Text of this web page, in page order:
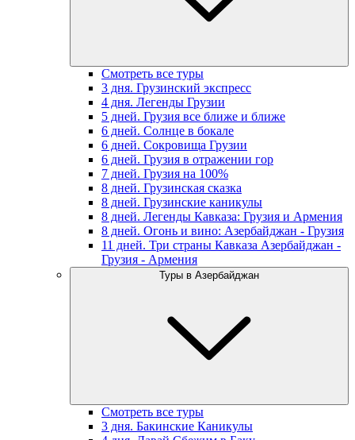
Смотреть все туры
3 дня. Грузинский экспресс
4 дня. Легенды Грузии
5 дней. Грузия все ближе и ближе
6 дней. Солнце в бокале
6 дней. Сокровища Грузии
6 дней. Грузия в отражении гор
7 дней. Грузия на 100%
8 дней. Грузинская сказка
8 дней. Грузинские каникулы
8 дней. Легенды Кавказа: Грузия и Армения
8 дней. Огонь и вино: Азербайджан - Грузия
11 дней. Три страны Кавказа Азербайджан -
Грузия - Армения
Туры в Азербайджан
Смотреть все туры
3 дня. Бакинские Каникулы